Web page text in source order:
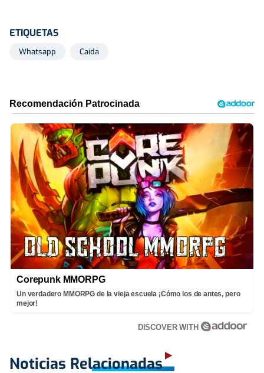
ETIQUETAS
Whatsapp Caída
Corepunk MMORPG
Un verdadero MMORPG de la vieja escuela ¡Cómo los de antes, pero
mejor!
DISCOVER WITH
Noticias Relacionadas